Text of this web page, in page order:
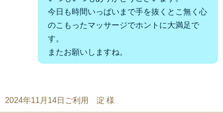
今日も時間いっぱいまで手を抜くとこ無く心
のこもったマッサージでホントに大満足で
す。
またお願いしますね。
2024年11月14日ご利用 淀 様